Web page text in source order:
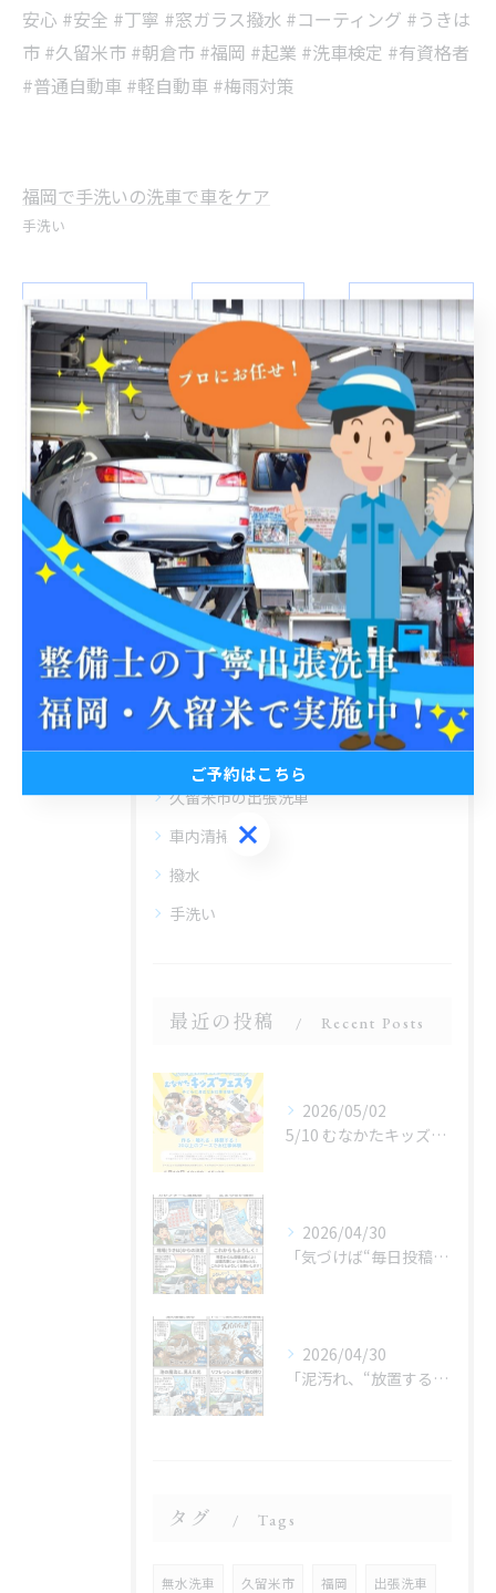
安心 #安全 #丁寧 #窓ガラス撥水 #コーティング #うきは
市 #久留米市 #朝倉市 #福岡 #起業 #洗車検定 #有資格者
#普通自動車 #軽自動車 #梅雨対策
福岡で手洗いの洗車で車をケア
手洗い
< 前のページ 一覧に戻る 次のページ >
関連タグ
#丁寧 #福岡 #洗車検定
#普通自動車
#軽自動車
カテゴリー Categories
全てのカテゴリー
うきは市の出張洗車
久留米市の出張洗車
車内清掃
撥水
手洗い
最近の投稿 Recent Posts
2026/05/02
5/10 むなかたキッズフェスタ 子どものお仕事体験
2026/04/30
「気づけば“毎日投稿”やってました😂」
2026/04/30
「泥汚れ、“放置すると最強クラス”です😇」
タグ Tags
無水洗車 久留米市 福岡 出張洗車
ご予約はこちら
ご予約はこちら